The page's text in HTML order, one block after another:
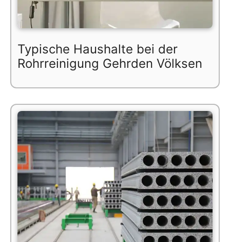
Typische Haushalte bei der
Rohrreinigung Gehrden Völksen